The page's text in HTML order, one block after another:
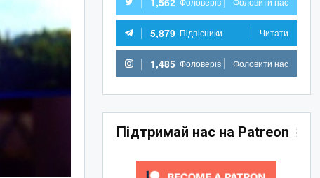
5,879 Підпісники Читати
1,485 Фоловерів Фоловити нас
Підтримай нас на Patreon